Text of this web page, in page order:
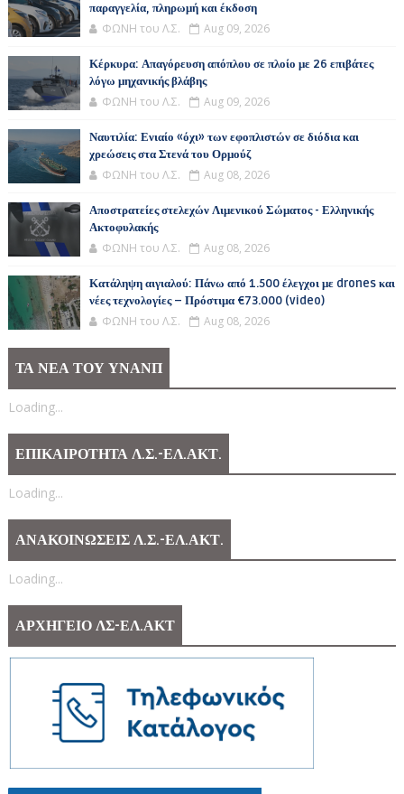
παραγγελία, πληρωμή και έκδοση
ΦΩΝΗ του Λ.Σ. Aug 09, 2026
Κέρκυρα: Απαγόρευση απόπλου σε πλοίο με 26 επιβάτες
λόγω μηχανικής βλάβης
ΦΩΝΗ του Λ.Σ. Aug 09, 2026
Ναυτιλία: Ενιαίο «όχι» των εφοπλιστών σε διόδια και
χρεώσεις στα Στενά του Ορμούζ
ΦΩΝΗ του Λ.Σ. Aug 08, 2026
Αποστρατείες στελεχών Λιμενικού Σώματος - Ελληνικής
Ακτοφυλακής
ΦΩΝΗ του Λ.Σ. Aug 08, 2026
Κατάληψη αιγιαλού: Πάνω από 1.500 έλεγχοι με drones και
νέες τεχνολογίες – Πρόστιμα €73.000 (video)
ΦΩΝΗ του Λ.Σ. Aug 08, 2026
ΤΑ ΝΕΑ ΤΟΥ ΥΝΑΝΠ
Loading...
ΕΠΙΚΑΙΡΟΤΗΤΑ Λ.Σ.-ΕΛ.ΑΚΤ.
Loading...
ΑΝΑΚΟΙΝΩΣΕΙΣ Λ.Σ.-ΕΛ.ΑΚΤ.
Loading...
ΑΡΧΗΓΕΙΟ ΛΣ-ΕΛ.ΑΚΤ